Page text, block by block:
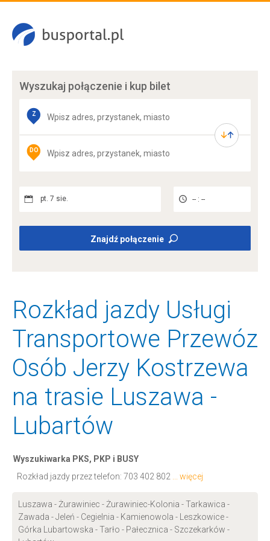
Wyszukaj połączenie i kup bilet
Z
DO
pt. 7 sie. -- : --
Znajdź połączenie
Rozkład jazdy Usługi
Transportowe Przewóz
Osób Jerzy Kostrzewa
na trasie Luszawa -
Lubartów
Wyszukiwarka PKS, PKP i BUSY
Rozkład jazdy przez telefon: 703 402 802 ... więcej
Luszawa - Żurawiniec - Żurawiniec-Kolonia - Tarkawica -
Zawada - Jeleń - Cegielnia - Kamienowola - Leszkowice -
Górka Lubartowska - Tarło - Pałecznica - Szczekarków -